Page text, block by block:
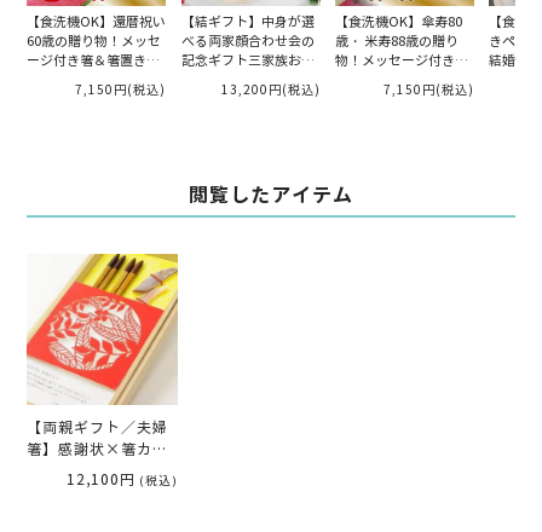
【食洗機OK】還暦祝い
60歳の贈り物！メッセ
ージ付き箸＆箸置き
7,150円(税込)
【結ギフト】中身が選
べる両家顔合わせ会の
記念ギフト三家族お揃
い「名入れ桐箱／寿」
6個入り
13,200円(税込)
【食洗機OK】傘寿80
歳・ 米寿88歳の贈り
物！メッセージ付き箸
＆箸置き「めでたい」
7,150円(税込)
【食洗
きペア
結婚式
閲覧したアイテム
【両親ギフト／夫婦
箸】感謝状×箸カッ
トデザイン「リーフ
レッド」
12,100円 (税込)